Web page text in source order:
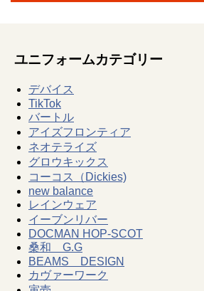
ユニフォームカテゴリー
デバイス
TikTok
バートル
アイズフロンティア
ネオテライズ
グロウキックス
コーコス（Dickies)
new balance
レインウェア
イーブンリバー
DOCMAN HOP-SCOT
桑和 G.G
BEAMS DESIGN
カヴァーワーク